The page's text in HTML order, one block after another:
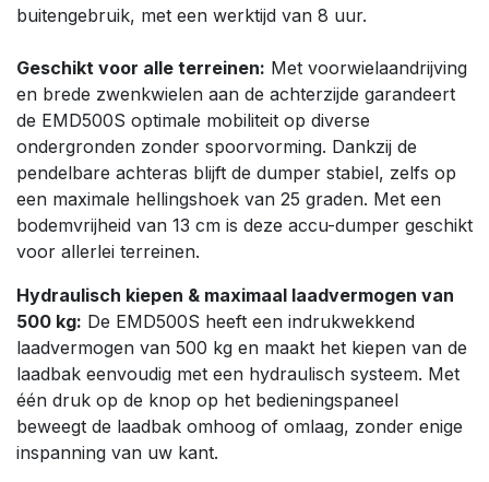
buitengebruik, met een werktijd van 8 uur.
Geschikt voor alle terreinen: Met voorwielaandrijving
en brede zwenkwielen aan de achterzijde garandeert
de EMD500S optimale mobiliteit op diverse
ondergronden zonder spoorvorming. Dankzij de
pendelbare achteras blijft de dumper stabiel, zelfs op
een maximale hellingshoek van 25 graden. Met een
bodemvrijheid van 13 cm is deze accu-dumper geschikt
voor allerlei terreinen.
Hydraulisch kiepen & maximaal laadvermogen van
500 kg: De EMD500S heeft een indrukwekkend
laadvermogen van 500 kg en maakt het kiepen van de
laadbak eenvoudig met een hydraulisch systeem. Met
één druk op de knop op het bedieningspaneel
beweegt de laadbak omhoog of omlaag, zonder enige
inspanning van uw kant.